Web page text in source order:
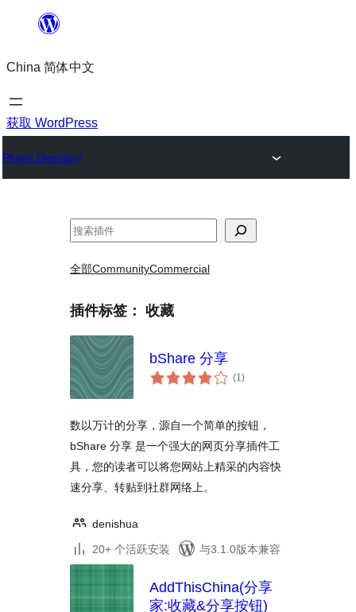
内
容
China 简体中文
获取 WordPress
Plugin Directory
搜
全部CommunityCommercial
插件标签： 收藏
bShare 分享
(1总
评)
数以万计的分享，源自一个简单的按钮，
bShare 分享 是一个强大的网页分享插件工
具，您的读者可以将您网站上精采的内容快
速分享、转贴到社群网络上。
denishua
20+ 个活跃安装
与3.1.0版本兼容
AddThisChina(分享
家:收藏&分享按钮)